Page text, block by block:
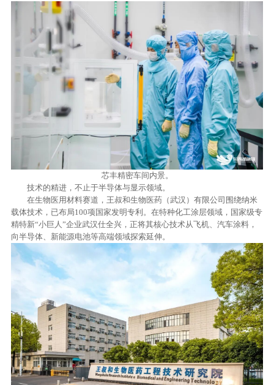
芯丰精密车间内景。
技术的精进，不止于半导体与显示领域。
在生物医用材料赛道，王叔和生物医药（武汉）有限公司围绕纳米
载体技术，已布局100项国家发明专利。在特种化工涂层领域，国家级专
精特新“小巨人”企业武汉仕全兴，正将其核心技术从飞机、汽车涂料，
向半导体、新能源电池等高端领域探索延伸。